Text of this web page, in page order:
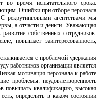
во время испытательного срока.
Ошибки при отборе персонала
рекрутинговыми агентствами мы
а отчасти и деньги. Уважающая
собственных сотрудников.
повышает заинтересованность,
с проблемой удержания
работников организации является
мотивация персонала к работе
проблемы: неудовлетворенность
повышать квалификацию, высокая
определить в каком состоянии